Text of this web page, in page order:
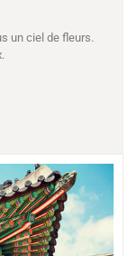
un ciel de fleurs.